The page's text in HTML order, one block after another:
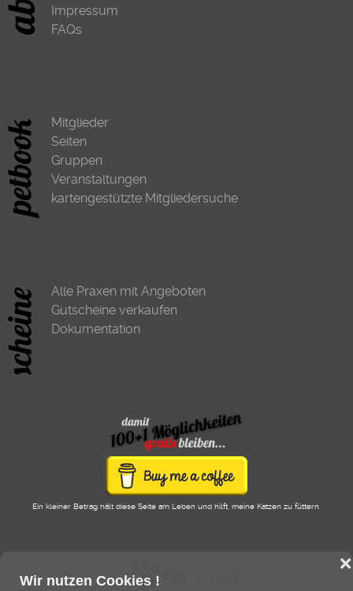
Wir nutzen Cookies !
❌
Impressum
FAQs
Mitglieder
Seiten
Gruppen
Veranstaltungen
kartengestützte Mitgliedersuche
Alle Praxen mit Angeboten
Gutscheine verkaufen
Dokumentation
Ein kleiner Betrag hält diese Seite am Leben und hilft, meine Katzen zu füttern.